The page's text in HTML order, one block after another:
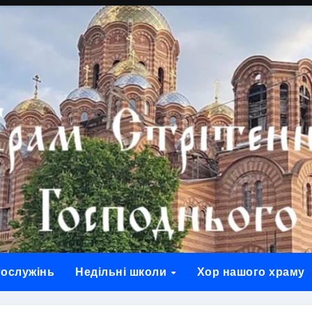
Недільні школи Хор нашого храму